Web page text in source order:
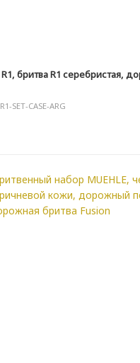
бритва R1 серебристая,
SET-CASE-ARG